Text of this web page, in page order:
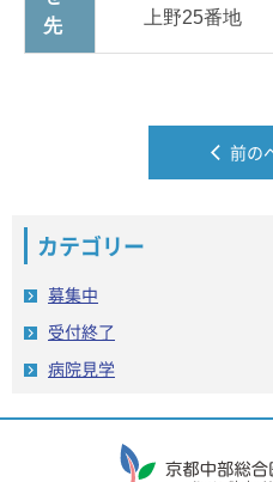
先
上野25番地
前の
カテゴリー
募集中
受付終了
病院見学